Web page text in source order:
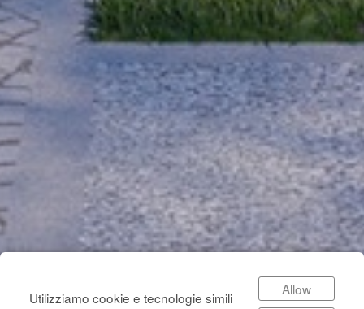
Utilizziamo cookie e tecnologie simili
Allow